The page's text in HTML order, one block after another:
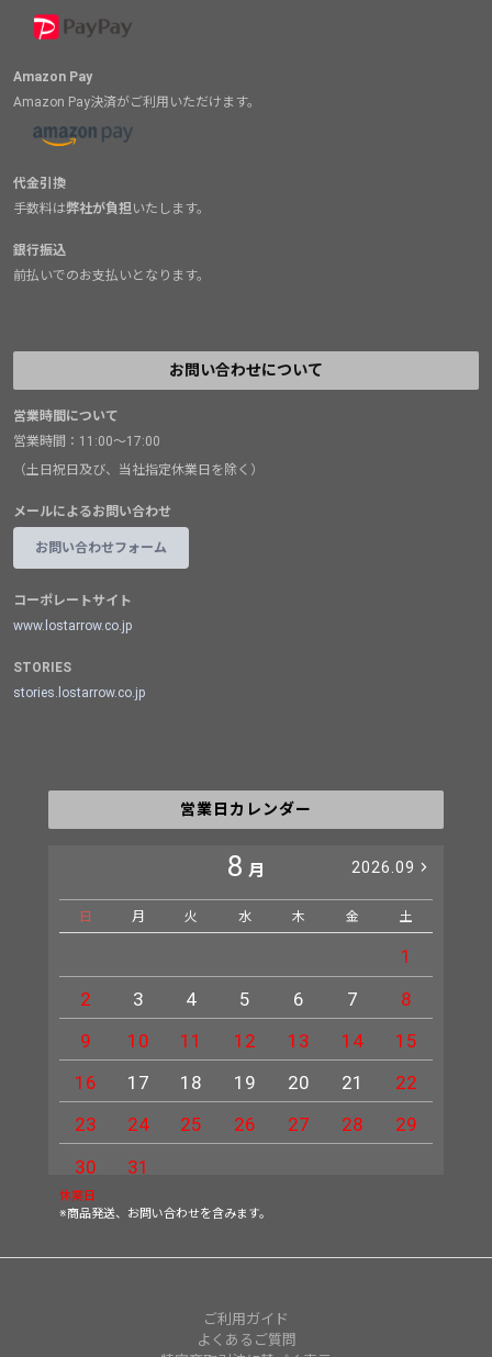
Amazon Pay
Amazon Pay決済がご利用いただけます。
代金引換
手数料は弊社が負担 いたします。
銀行振込
前払いでのお支払いとなります。
お問い合わせについて
営業時間について
営業時間：11:00～17:00
（土日祝日及び、当社指定休業日を除く）
メールによるお問い合わせ
お問い合わせフォーム
コーポレートサイト
www.lostarrow.co.jp
STORIES
stories.lostarrow.co.jp
営業日カレンダー
8 月 2026.09
日 月 火 水 木 金 土
1
2
3 4 5 6 7
8
9
10 11 12 13 14
15
16
17 18 19 20 21
22
23
24 25 26 27 28
29
30
31
休業日
※商品発送、お問い合わせを含みます。
ご利用ガイド
よくあるご質問